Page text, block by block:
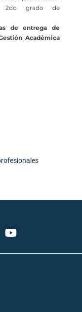
2do grado de
de entrega de
Académica